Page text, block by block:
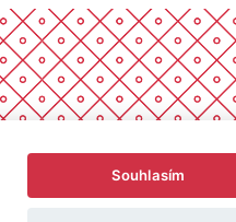
Souhlasím